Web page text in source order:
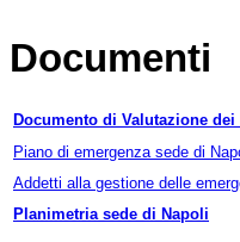
Documenti
Documento di Valutazione
Piano di emergenza sede di
Addetti alla gestione delle
Planimetria sede di Napoli